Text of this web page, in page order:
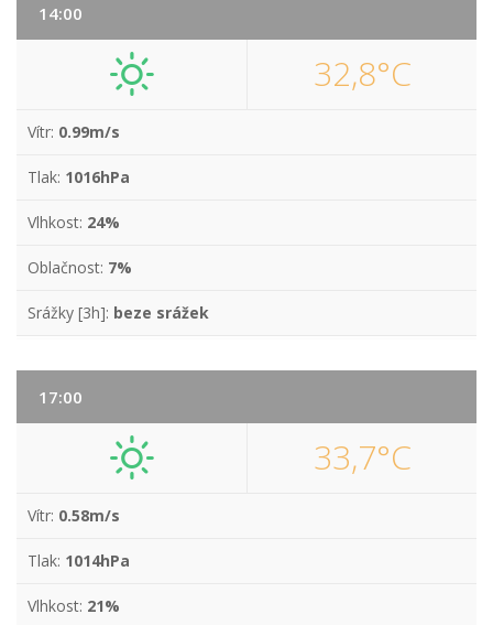
14:00
32,8°C
Vítr: 0.99m/s
Tlak: 1016hPa
Vlhkost: 24%
Oblačnost: 7%
Srážky [3h]: beze srážek
17:00
33,7°C
Vítr: 0.58m/s
Tlak: 1014hPa
Vlhkost: 21%